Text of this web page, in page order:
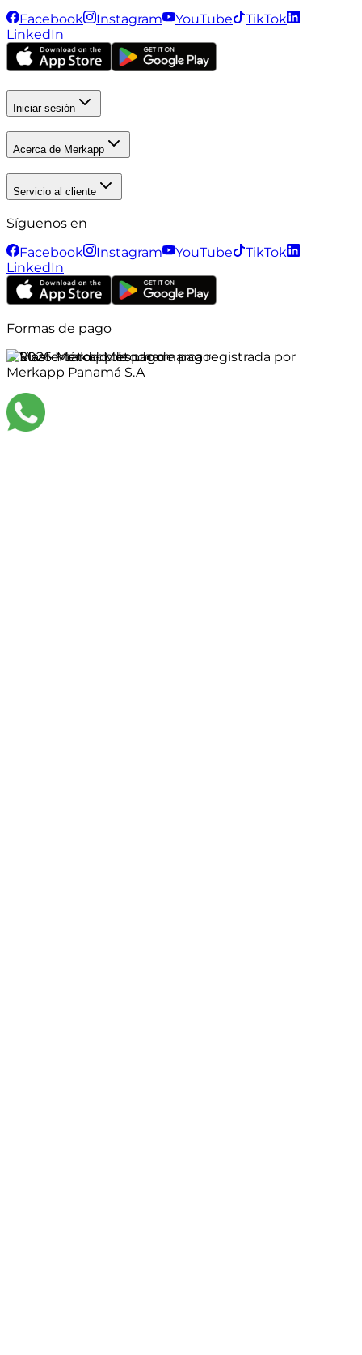
Facebook
Instagram YouTube
TikTok
LinkedIn
Iniciar sesión
Acerca de Merkapp
Servicio al cliente
Síguenos en
Facebook
Instagram YouTube
TikTok
LinkedIn
Formas de pago
©2026Merkapp es una marca registrada por
Merkapp Panamá S.A